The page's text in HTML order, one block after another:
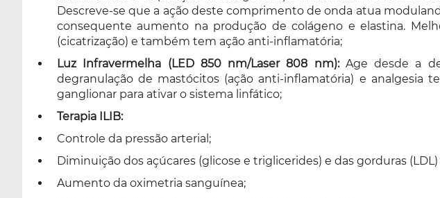
Descreve-se que a ação deste comprimento de onda atua
consequente aumento na produção de colágeno e elastina.
(cicatrização) e também tem ação anti-inflamatória;
Luz Infravermelha (LED 850 nm/Laser 808 nm):Age desde a
degranulação de mastócitos (ação anti-inflamatória) e analgesia
ganglionar para ativar o sistema linfático;
Terapia ILIB:
Controle da pressão arterial;
Diminuição dos açúcares (glicose e triglicerides) e das gorduras
Aumento da oximetria sanguínea;